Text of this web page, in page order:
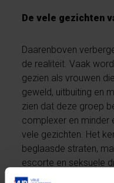
De vele gezichten
Daarenboven
de realiteit. Vaak
gezien als vrouwen
geweld, uitbuiting en
zien dat deze groep
complexer en minder
vele gezichten. Het
beglaasde straten,
escorte en seksuele
kunnen vrouwen zijn,